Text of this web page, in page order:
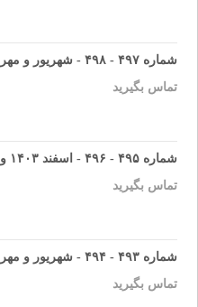
شماره ۴۹۷ - ۴۹۸ - شهریور و مهرماه ۱۴۰۴
تماس بگیرید
شماره ۴۹۵ - ۴۹۶ - اسفند ۱۴۰۳ و فروردین ۱۴۰۴
تماس بگیرید
شماره ۴۹۳ - ۴۹۴ - شهریور و مهر ۱۴۰۳
تماس بگیرید